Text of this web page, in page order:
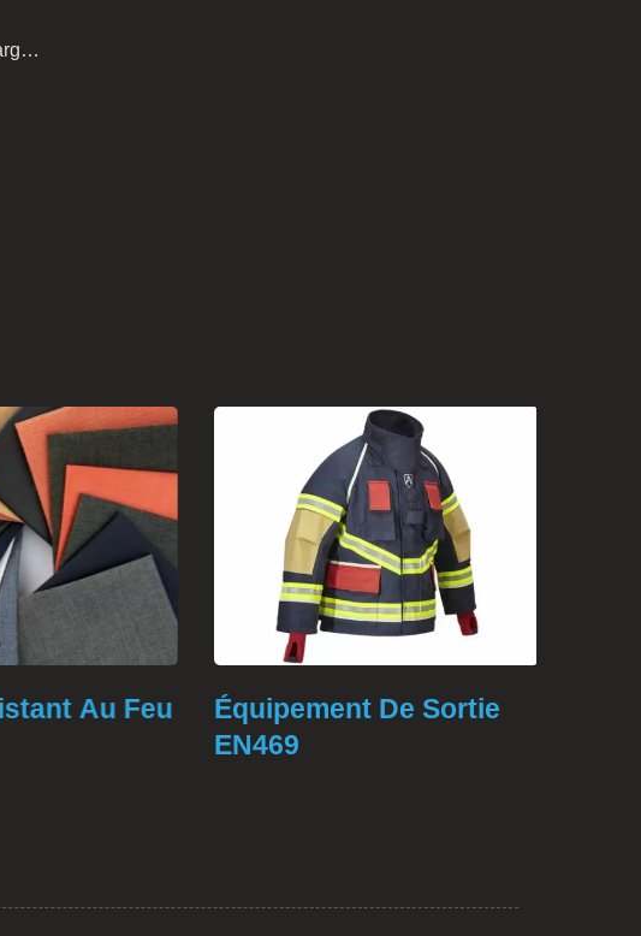
Au Feu
Équipement De Sortie
EN469